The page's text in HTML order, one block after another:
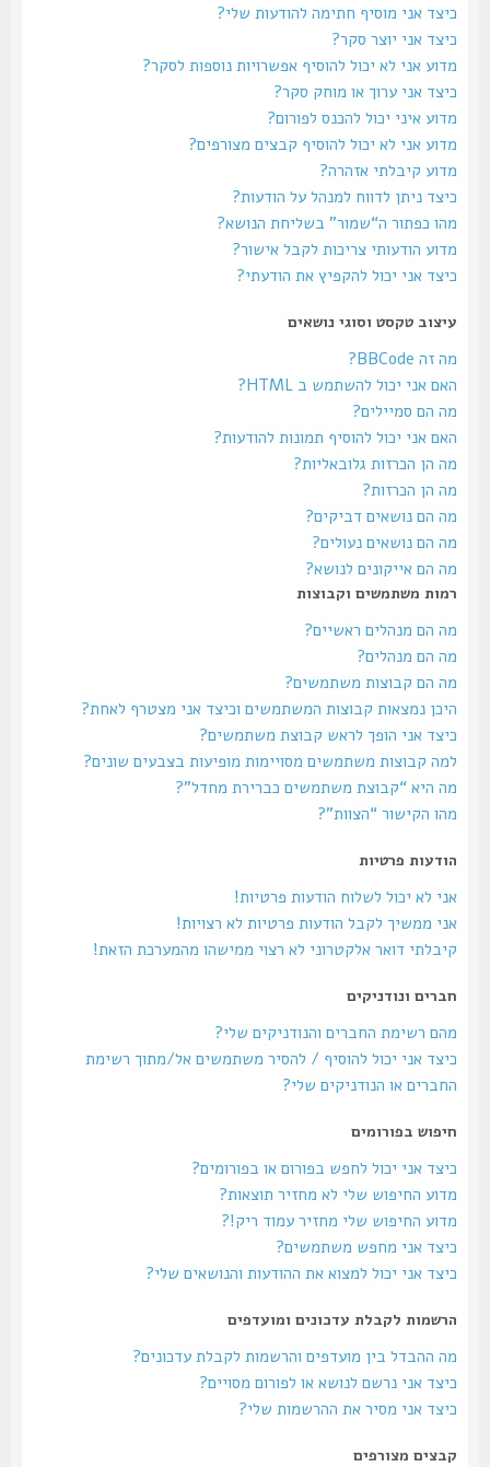
כיצד אני מוסיף חתימה להודעות שלי?
כיצד אני יוצר סקר?
מדוע אני לא יכול להוסיף אפשרויות נוספות לסקר?
כיצד אני ערוך או מוחק סקר?
מדוע איני יכול להכנס לפורום?
מדוע אני לא יכול להוסיף קבצים מצורפים?
מדוע קיבלתי אזהרה?
כיצד ניתן לדווח למנהל על הודעות?
מהו כפתור ה“שמור” בשליחת הנושא?
מדוע הודעותי צריכות לקבל אישור?
כיצד אני יכול להקפיץ את הודעתי?
עיצוב טקסט וסוגי נושאים
מה זה BBCode?
האם אני יכול להשתמש ב HTML?
מה הם סמיילים?
האם אני יכול להוסיף תמונות להודעות?
מה הן הכרזות גלובאליות?
מה הן הכרזות?
מה הם נושאים דביקים?
מה הם נושאים נעולים?
מה הם אייקונים לנושא?
רמות משתמשים וקבוצות
מה הם מנהלים ראשיים?
מה הם מנהלים?
מה הם קבוצות משתמשים?
היכן נמצאות קבוצות המשתמשים וכיצד אני מצטרף לאחת?
כיצד אני הופך לראש קבוצת משתמשים?
למה קבוצות משתמשים מסויימות מופיעות בצבעים שונים?
מה היא “קבוצת משתמשים כברירת מחדל”?
מהו הקישור “הצוות”?
הודעות פרטיות
אני לא יכול לשלוח הודעות פרטיות!
אני ממשיך לקבל הודעות פרטיות לא רצויות!
קיבלתי דואר אלקטרוני לא רצוי ממישהו מהמערכת הזאת!
חברים ונודניקים
מהם רשימת החברים והנודניקים שלי?
כיצד אני יכול להוסיף / להסיר משתמשים אל/מתוך רשימת
החברים או הנודניקים שלי?
חיפוש בפורומים
כיצד אני יכול לחפש בפורום או בפורומים?
מדוע החיפוש שלי לא מחזיר תוצאות?
מדוע החיפוש שלי מחזיר עמוד ריק!?
כיצד אני מחפש משתמשים?
כיצד אני יכול למצוא את ההודעות והנושאים שלי?
הרשמות לקבלת עדכונים ומועדפים
מה ההבדל בין מועדפים והרשמות לקבלת עדכונים?
כיצד אני נרשם לנושא או לפורום מסויים?
כיצד אני מסיר את ההרשמות שלי?
קבצים מצורפים